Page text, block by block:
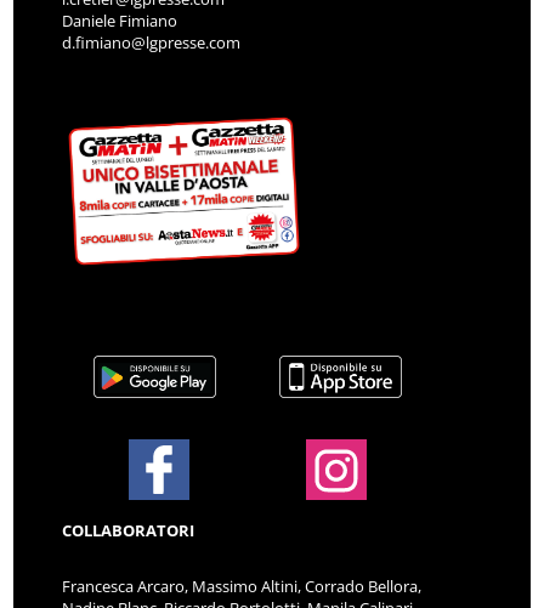
Daniele Fimiano
d.fimiano@lgpresse.com
COLLABORATORI
Francesca Arcaro, Massimo Altini, Corrado Bellora,